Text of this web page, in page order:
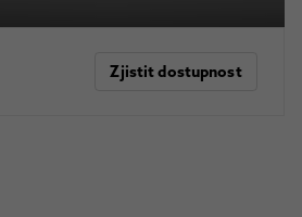
Zjistit dostupnost